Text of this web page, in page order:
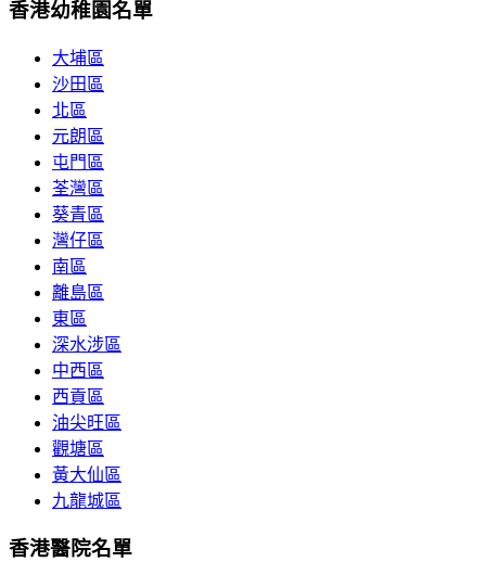
香港幼稚園名單
大埔區
沙田區
北區
元朗區
屯門區
荃灣區
葵青區
灣仔區
南區
離島區
東區
深水涉區
中西區
西貢區
油尖旺區
觀塘區
黃大仙區
九龍城區
香港醫院名單